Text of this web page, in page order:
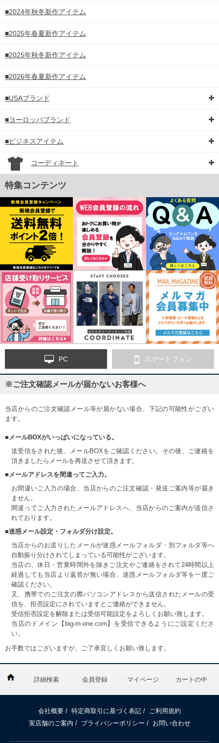
■2024年秋冬新作アイテム
■2025年春夏新作アイテム
■2025年秋冬新作アイテム
■2026年春夏新作アイテム
■USAブランド
■ヨーロッパブランド
■ビジネスアイテム
コーディネート
特集コンテンツ
PC スマートフォン
※ご注文確認メールが届かないお客様へ
当店からのご注文確認メール等が届かない場合、下記の可能性がござい
ます。
■メールBOXがいっぱいになっている。
送受信をされた後、メールBOXをご確認ください。その後、ご連絡を
頂きましたらメールを再送させて頂きます。
■メールアドレスを間違ってご入力。
お間違いご入力の場合、当店からのご注文確認・発送ご案内等が届き
ません。
間違ってご入力されたメールアドレスへ、当店からのご案内が送信さ
れております。
■迷惑メール設定・フォルダ分け設定。
当店からのお送りしたメールが迷惑メールフォルダ・別フォルダ等へ
自動振り分けされてしまっている可能性がございます。
当店の、休日・営業時間外を除きご注文やご連絡をされて24時間以上
経過しても当店より返答が無い場合、迷惑メールフォルダ等を一度ご
確認ください。
又、携帯でのご注文の際パソコンアドレスから送信されたメールの受
信を、拒否設定にされていますとご連絡ができません。
受信拒否設定を解除または受信可能設定をよろしくお願い致します。
当店のドメイン【big-m-one.com】を受信できるようにご設定くださ
い。
お手数ではございますが、ご了承宜しくお願い致します。
詳細検索 会員登録 マイページ カートの中
会社概要 / 特定商取引に基づく表記 /
ご利用規約
実店舗のご案内 / プライバシーポリシー / お問い合わせ